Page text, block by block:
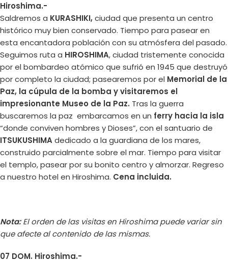
Hiroshima.-
Saldremos a KURASHIKI,ciudad que presenta un centro
histórico muy bien conservado. Tiempo para pasear en
esta encantadora población con su atmósfera del pasado.
Seguimos ruta a HIROSHIMA, ciudad tristemente conocida
por el bombardeo atómico que sufrió en 1945 que destruyó
por completo la ciudad; pasearemos por el Memorial de la
Paz, la cúpula de la bomba y visitaremos el
impresionante Museo de la Paz. Tras la guerra
buscaremos la paz embarcamos en un ferry hacia la isla
“donde conviven hombres y Dioses”, con el santuario de
ITSUKUSHIMAdedicado a la guardiana de los mares,
construido parcialmente sobre el mar. Tiempo para visitar
el templo, pasear por su bonito centro y almorzar. Regreso
a nuestro hotel en Hiroshima. Cena incluida.
Nota:El orden de las visitas en Hiroshima puede variar sin
que afecte al contenido de las mismas.
07 DOM. Hiroshima.-